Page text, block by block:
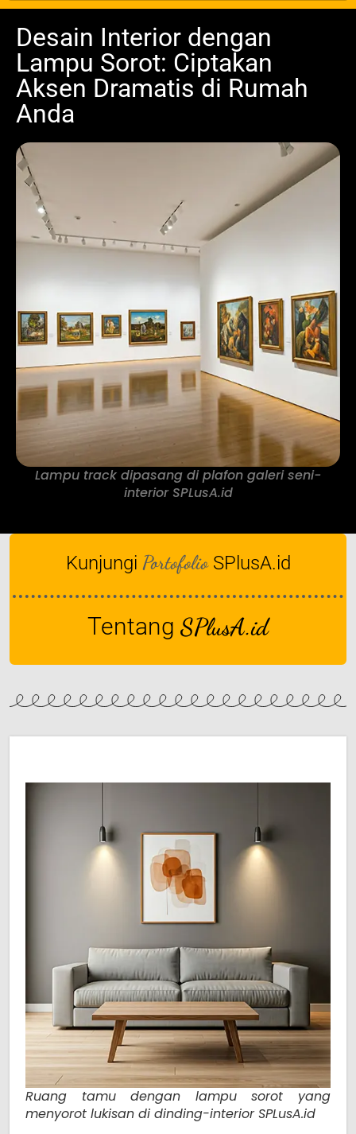
Desain Interior dengan
Lampu Sorot: Ciptakan
Aksen Dramatis di Rumah
Anda
Lampu track dipasang di plafon galeri seni-
interior SPLusA.id
Kunjungi Portofolio SPlusA.id
Tentang SPlusA.id
Ruang tamu dengan lampu sorot yang
menyorot lukisan di dinding-interior SPLusA.id